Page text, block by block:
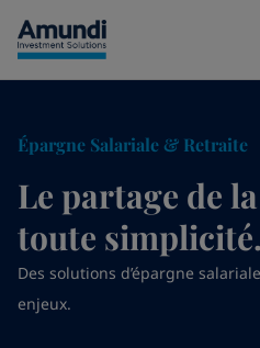
Épargne Salariale & Retraite
Le partage de
toute simplicité.
Des solutions d’épargne
enjeux.